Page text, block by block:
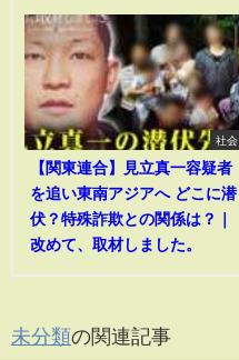
社会
【関東連合】見立真一容疑者
を追い東南アジアへ どこに潜
伏？特殊詐欺との関係は？｜
改めて、取材しました。
未分類の関連記事